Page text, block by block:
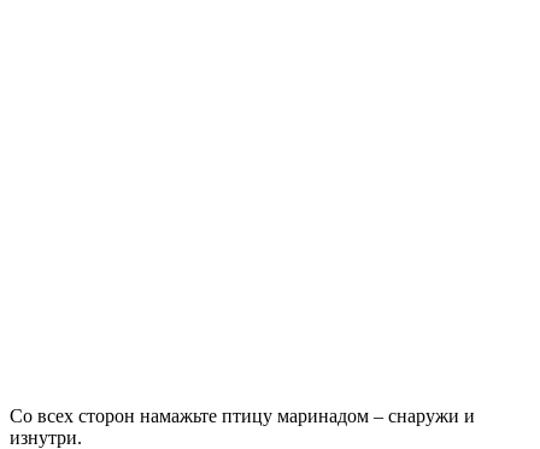
Со всех сторон намажьте птицу маринадом – снаружи и
изнутри.